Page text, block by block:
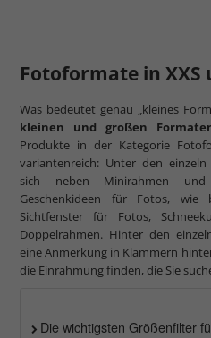
Fotoformate in XXS
Was bedeutet genau „kleines
kleinen und großen
Produkte in der Kategorie
variantenreich: Unter den
sich neben Minirahmen
Geschenkideen für Fotos, wie
Sichtfenster für Fotos,
Doppelrahmen. Hinter den
eine Anmerkung in Klammern
die Einrahmung finden, die Sie
Die wichtigsten Größenfilter